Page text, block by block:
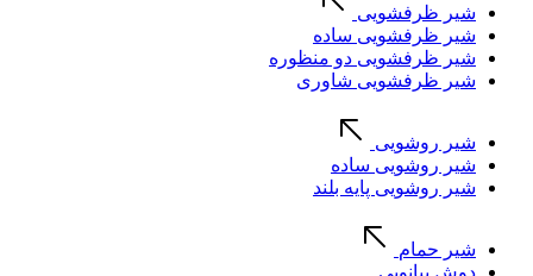
شیر ظرفشویی
شیر ظرفشویی ساده
شیر ظرفشویی دو منظوره
شیر ظرفشویی شاوری
شیر روشویی
شیر روشویی ساده
شیر روشویی پایه بلند
شیر حمام
دوش پیانویی